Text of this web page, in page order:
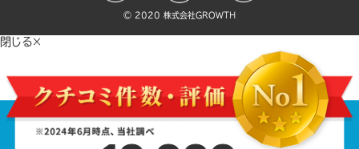
©️ 2020 株式会社GROWTH
閉じる×